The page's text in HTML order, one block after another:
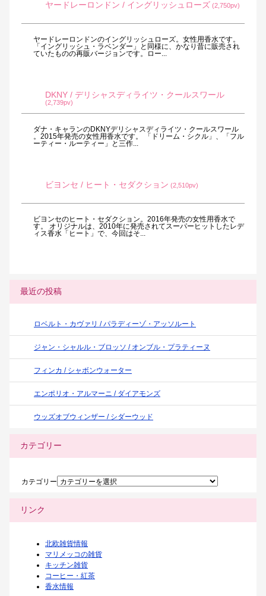
ヤードレーロンドン / イングリッシュローズ (2,750pv)
ヤードレーロンドンのイングリッシュローズ。女性用香水です。
「イングリッシュ・ラベンダー」と同様に、かなり昔に販売され
ていたものの再販バージョンです。ロー...
DKNY / デリシャスディライツ・クールスワール
(2,739pv)
ダナ・キャランのDKNYデリシャスディライツ・クールスワール
。2015年発売の女性用香水です。 「ドリーム・シクル」、「フル
ーティー・ルーティー」と三作...
ビヨンセ / ヒート・セダクション (2,510pv)
ビヨンセのヒート・セダクション。2016年発売の女性用香水で
す。 オリジナルは、2010年に発売されてスーパーヒットしたレデ
ィス香水「ヒート」で、今回はそ...
最近の投稿
ロベルト・カヴァリ / パラディーゾ・アッソルート
ジャン・シャルル・ブロッソ / オンブル・プラティーヌ
フィンカ / シャボンウォーター
エンポリオ・アルマーニ / ダイアモンズ
ウッズオブウィンザー / シダーウッド
カテゴリー
カテゴリー
リンク
北欧雑貨情報
マリメッコの雑貨
キッチン雑貨
コーヒー・紅茶
香水情報